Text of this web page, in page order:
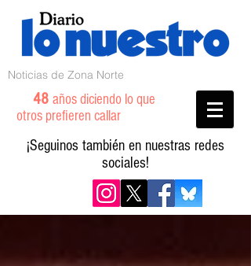
Noticias de Zona Norte
48 años diciendo lo que
otros prefieren callar
¡Seguinos también en nuestras redes
sociales!